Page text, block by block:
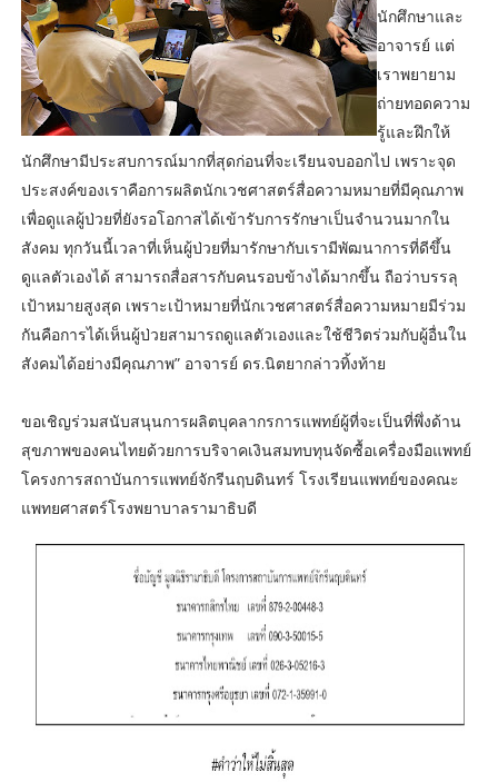
นักศึกษาและ
อาจารย์ แต่
เราพยายาม
ถ่ายทอดความ
รู้และฝึกให้
นักศึกษามีประสบการณ์มากที่สุดก่อนที่จะเรียนจบออกไป เพราะจุด
ประสงค์ของเราคือการผลิตนักเวชศาสตร์สื่อความหมายที่มีคุณภาพ
เพื่อดูแลผู้ป่วยที่ยังรอโอกาสได้เข้ารับการรักษาเป็นจำนวนมากใน
สังคม ทุกวันนี้เวลาที่เห็นผู้ป่วยที่มารักษากับเรามีพัฒนาการที่ดีขึ้น
ดูแลตัวเองได้ สามารถสื่อสารกับคนรอบข้างได้มากขึ้น ถือว่าบรรลุ
เป้าหมายสูงสุด เพราะเป้าหมายที่นักเวชศาสตร์สื่อความหมายมีร่วม
กันคือการได้เห็นผู้ป่วยสามารถดูแลตัวเองและใช้ชีวิตร่วมกับผู้อื่นใน
สังคมได้อย่างมีคุณภาพ” อาจารย์ ดร.นิตยากล่าวทิ้งท้าย
ขอเชิญร่วมสนับสนุนการผลิตบุคลากรการแพทย์ผู้ที่จะเป็นที่พึ่งด้าน
สุขภาพของคนไทยด้วยการบริจาคเงินสมทบทุนจัดซื้อเครื่องมือแพทย์
โครงการสถาบันการแพทย์จักรีนฤบดินทร์ โรงเรียนแพทย์ของคณะ
แพทยศาสตร์โรงพยาบาลรามาธิบดี